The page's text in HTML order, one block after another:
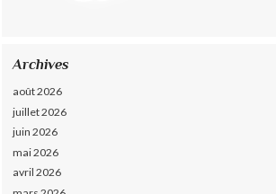
Archives
août 2026
juillet 2026
juin 2026
mai 2026
avril 2026